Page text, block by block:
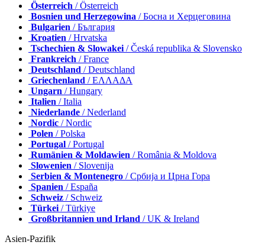
Österreich / Österreich
Bosnien und Herzegowina / Босна и Херцеговина
Bulgarien / България
Kroatien / Hrvatska
Tschechien & Slowakei / Česká republika & Slovensko
Frankreich / France
Deutschland / Deutschland
Griechenland / ΕΛΛΑΔΑ
Ungarn / Hungary
Italien / Italia
Niederlande / Nederland
Nordic / Nordic
Polen / Polska
Portugal / Portugal
Rumänien & Moldawien / România & Moldova
Slowenien / Slovenija
Serbien & Montenegro / Србија и Црна Гора
Spanien / España
Schweiz / Schweiz
Türkei / Türkiye
Großbritannien und Irland / UK & Ireland
Asien-Pazifik